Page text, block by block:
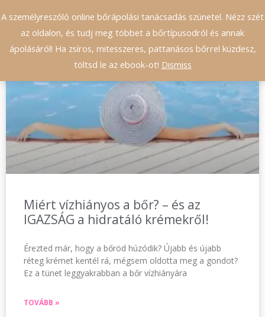
0
Miért vízhiányos a bőr? – és az
IGAZSÁG a hidratáló krémekről!
Érezted már, hogy a bőröd húzódik? Újabb és újabb
réteg krémet kentél rá, mégsem oldotta meg a gondot?
Ez a tünet leggyakrabban a bőr vízhiányára
TOVÁBB »
A személyreszóló online bőrápolási tanácsadás szünetel. Nézz szét
az oldalon, és tudj meg többet a bőrtípusodról és annak
ápolásáról! Ha zsíros, mitesszeres, pattanásos bőrrel küzdesz,
töltsd le az ebook-ot! Dismiss